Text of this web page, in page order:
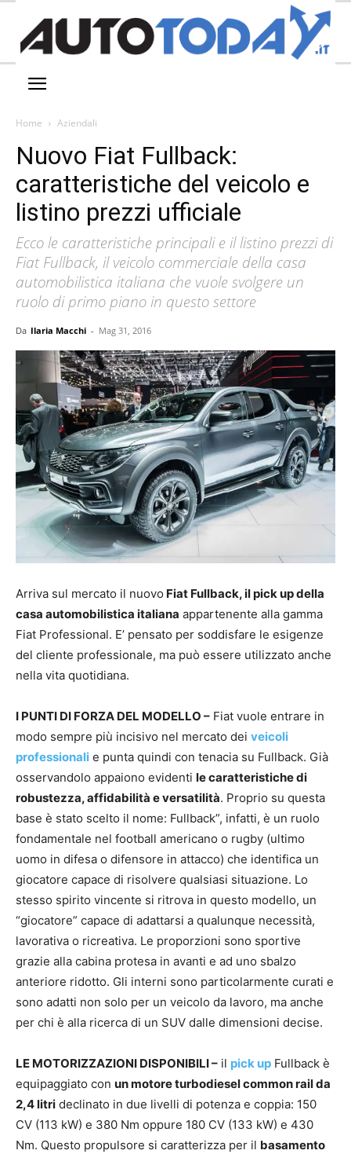
Home Aziendali
Nuovo Fiat Fullback:
caratteristiche del veicolo e
listino prezzi ufficiale
Ecco le caratteristiche principali e il listino prezzi di
Fiat Fullback, il veicolo commerciale della casa
automobilistica italiana che vuole svolgere un
ruolo di primo piano in questo settore
Da Ilaria Macchi - Mag 31, 2016
Arriva sul mercato il nuovo Fiat Fullback, il pick up della
casa automobilistica italiana appartenente alla gamma
Fiat Professional. E’ pensato per soddisfare le esigenze
del cliente professionale, ma può essere utilizzato anche
nella vita quotidiana.
I PUNTI DI FORZA DEL MODELLO – Fiat vuole entrare in
modo sempre più incisivo nel mercato dei veicoli
professionali e punta quindi con tenacia su Fullback. Già
osservandolo appaiono evidenti le caratteristiche di
robustezza, affidabilità e versatilità. Proprio su questa
base è stato scelto il nome: Fullback”, infatti, è un ruolo
fondamentale nel football americano o rugby (ultimo
uomo in difesa o difensore in attacco) che identifica un
giocatore capace di risolvere qualsiasi situazione. Lo
stesso spirito vincente si ritrova in questo modello, un
“giocatore” capace di adattarsi a qualunque necessità,
lavorativa o ricreativa. Le proporzioni sono sportive
grazie alla cabina protesa in avanti e ad uno sbalzo
anteriore ridotto. Gli interni sono particolarmente curati e
sono adatti non solo per un veicolo da lavoro, ma anche
per chi è alla ricerca di un SUV dalle dimensioni decise.
LE MOTORIZZAZIONI DISPONIBILI – il pick up Fullback è
equipaggiato con un motore turbodiesel common rail da
2,4 litri declinato in due livelli di potenza e coppia: 150
CV (113 kW) e 380 Nm oppure 180 CV (133 kW) e 430
Nm. Questo propulsore si caratterizza per il basamento